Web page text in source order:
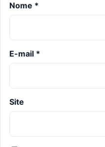
Nome *
E-mail *
Site